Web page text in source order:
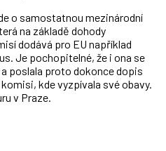
o samostatnou mezinárodní
na základě dohody
dodává pro EU například
Je pochopitelné, že i ona se
poslala proto dokonce dopis
kde vyzpívala své obavy.
v Praze.